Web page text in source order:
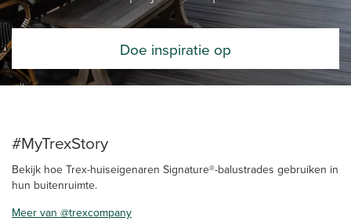
Doe inspiratie op
#MyTrexStory
Bekijk hoe Trex-huiseigenaren Signature®-balustrades gebruiken in
hun buitenruimte.
Meer van @trexcompany